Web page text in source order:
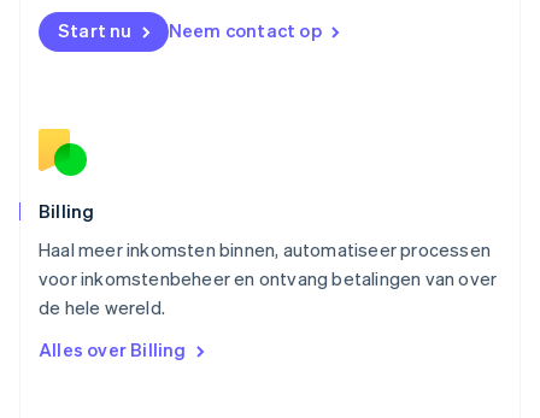
Start nu Neem contact op
Billing
Haal meer inkomsten binnen, automatiseer processen
voor inkomstenbeheer en ontvang betalingen van over
de hele wereld.
Alles over Billing
English
Noorwegen
English
Portugal
Português
English
Singapore
English简体中文
EnglishItaliano